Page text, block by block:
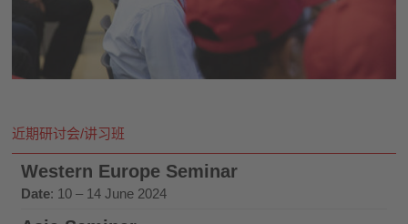
近期研讨会/讲习班
Western Europe Seminar
Date: 10 – 14 June 2024